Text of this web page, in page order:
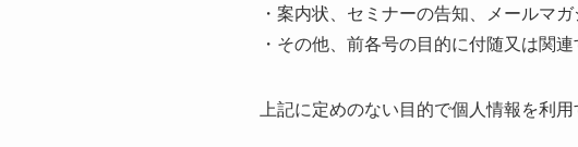
・案内状、セミナーの告知、メールマ
・その他、前各号の目的に付随又は関
上記に定めのない目的で個人情報を利